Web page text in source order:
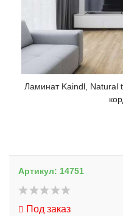
Ламинат Kaindl, Natural
Артикул: 14751
Под заказ